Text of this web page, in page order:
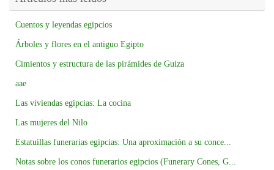
Cuentos y leyendas egipcios
Árboles y flores en el antiguo Egipto
Cimientos y estructura de las pirámides de Guiza
aae
Las viviendas egipcias: La cocina
Las mujeres del Nilo
Estatuillas funerarias egipcias: Una aproximación a su conce...
Notas sobre los conos funerarios egipcios (Funerary Cones, G...